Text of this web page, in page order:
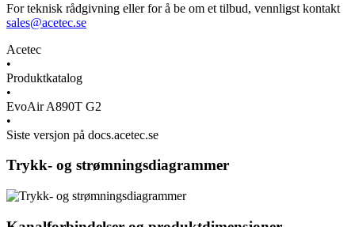
For teknisk rådgivning eller for å be om et tilbud, vennligst kontakt
sales@acetec.se
Acetec
•
Produktkatalog
•
EvoAir A890T G2
•
Siste versjon på docs.acetec.se
Trykk- og strømningsdiagrammer